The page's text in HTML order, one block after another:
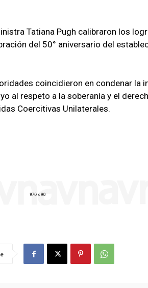
Tatiana Pugh calibraron los
del 50° aniversario del
coincidieron en condenar la
al respeto a la soberanía y el
Coercitivas Unilaterales.